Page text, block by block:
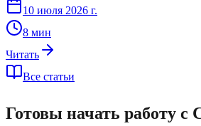
10 июля 2026 г.
8 мин
Читать
Все статьи
Готовы начать работу с